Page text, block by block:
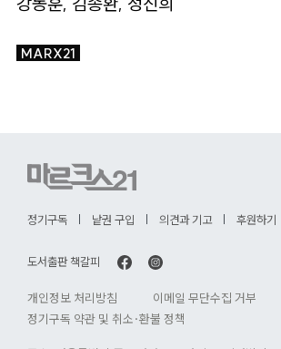
MARX21
정기구독 낱권 구입 의견과 기고 후원하기
도서출판 책갈피
개인정보 처리방침
이메일 무단수집 거부
정기구독 약관 및 취소·환불 정책